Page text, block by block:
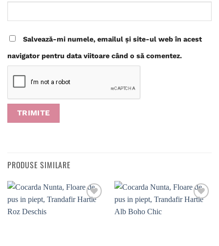
Salvează-mi numele, emailul și site-ul web în acest
navigator pentru data viitoare când o să comentez.
PRODUSE SIMILARE